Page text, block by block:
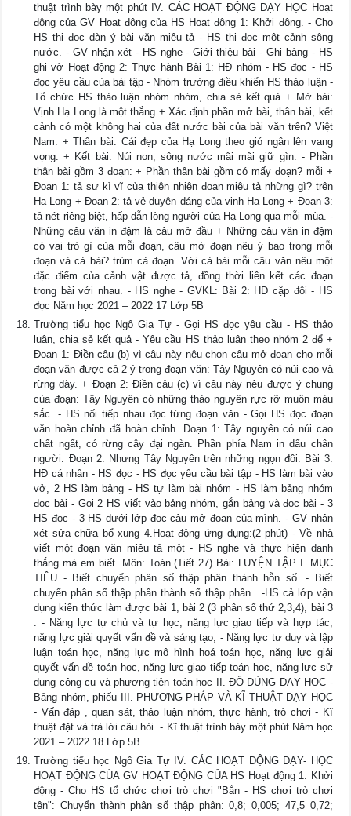
thuật trình bày một phút IV. CÁC HOẠT ĐỘNG DẠY HỌC Hoạt
động của GV Hoạt động của HS Hoạt động 1: Khởi động. - Cho
HS thi đọc dàn ý bài văn miêu tả - HS thi đọc một cảnh sông
nước. - GV nhận xét - HS nghe - Giới thiệu bài - Ghi bảng - HS
ghi vở Hoạt động 2: Thực hành Bài 1: HĐ nhóm - HS đọc - HS
đọc yêu cầu của bài tập - Nhóm trưởng điều khiển HS thảo luận -
Tổ chức HS thảo luận nhóm nhóm, chia sẻ kết quả + Mở bài:
Vịnh Hạ Long là một thắng + Xác định phần mở bài, thân bài, kết
cảnh có một không hai của đất nước bài của bài văn trên? Việt
Nam. + Thân bài: Cái đẹp của Hạ Long theo gió ngân lên vang
vọng. + Kết bài: Núi non, sông nước mãi mãi giữ gìn. - Phần
thân bài gồm 3 đoạn: + Phần thân bài gồm có mấy đoạn? mỗi +
Đoạn 1: tả sự kì vĩ của thiên nhiên đoạn miêu tả những gì? trên
Hạ Long + Đoạn 2: tả vẻ duyên dáng của vịnh Hạ Long + Đoạn 3:
tả nét riêng biệt, hấp dẫn lòng người của Hạ Long qua mỗi mùa. -
Những câu văn in đậm là câu mở đầu + Những câu văn in đậm
có vai trò gì của mỗi đoạn, câu mở đoạn nêu ý bao trong mỗi
đoạn và cả bài? trùm cả đoạn. Với cả bài mỗi câu văn nêu một
đặc điểm của cảnh vật được tả, đồng thời liên kết các đoạn
trong bài với nhau. - HS nghe - GVKL: Bài 2: HĐ cặp đôi - HS
đọc Năm học 2021 – 2022 17 Lớp 5B
Trường tiểu học Ngô Gia Tự - Gọi HS đọc yêu cầu - HS thảo
luận, chia sẻ kết quả - Yêu cầu HS thảo luận theo nhóm 2 để +
Đoạn 1: Điền câu (b) vì câu này nêu chọn câu mở đoạn cho mỗi
đoạn văn được cả 2 ý trong đoạn văn: Tây Nguyên có núi cao và
rừng dày. + Đoạn 2: Điền câu (c) vì câu này nêu được ý chung
của đoạn: Tây Nguyên có những thảo nguyên rực rỡ muôn màu
sắc. - HS nối tiếp nhau đọc từng đoạn văn - Gọi HS đọc đoạn
văn hoàn chỉnh đã hoàn chỉnh. Đoạn 1: Tây nguyên có núi cao
chất ngất, có rừng cây đại ngàn. Phần phía Nam in dấu chân
người. Đoạn 2: Nhưng Tây Nguyên trên những ngọn đồi. Bài 3:
HĐ cá nhân - HS đọc - HS đọc yêu cầu bài tập - HS làm bài vào
vở, 2 HS làm bảng - HS tự làm bài nhóm - HS làm bảng nhóm
đọc bài - Gọi 2 HS viết vào bảng nhóm, gắn bảng và đọc bài - 3
HS đọc - 3 HS dưới lớp đọc câu mở đoạn của mình. - GV nhận
xét sửa chữa bổ xung 4.Hoạt động ứng dụng:(2 phút) - Về nhà
viết một đoạn văn miêu tả một - HS nghe và thực hiện danh
thắng mà em biết. Môn: Toán (Tiết 27) Bài: LUYỆN TẬP I. MỤC
TIÊU - Biết chuyển phân số thập phân thành hỗn số. - Biết
chuyển phân số thập phân thành số thập phân . -HS cả lớp vận
dụng kiến thức làm được bài 1, bài 2 (3 phân số thứ 2,3,4), bài 3
. - Năng lực tự chủ và tự học, năng lực giao tiếp và hợp tác,
năng lực giải quyết vấn đề và sáng tạo, - Năng lực tư duy và lập
luận toán học, năng lực mô hình hoá toán học, năng lực giải
quyết vấn đề toán học, năng lực giao tiếp toán học, năng lực sử
dụng công cụ và phương tiện toán học II. ĐỒ DÙNG DẠY HỌC -
Bảng nhóm, phiếu III. PHƯƠNG PHÁP VÀ KĨ THUẬT DẠY HỌC
- Vấn đáp , quan sát, thảo luận nhóm, thực hành, trò chơi - Kĩ
thuật đặt và trả lời câu hỏi. - Kĩ thuật trình bày một phút Năm học
2021 – 2022 18 Lớp 5B
Trường tiểu học Ngô Gia Tự IV. CÁC HOẠT ĐỘNG DẠY- HỌC
HOẠT ĐỘNG CỦA GV HOẠT ĐỘNG CỦA HS Hoạt động 1: Khởi
động - Cho HS tổ chức chơi trò chơi "Bắn - HS chơi trò chơi
tên": Chuyển thành phân số thập phân: 0,8; 0,005; 47,5 0,72;